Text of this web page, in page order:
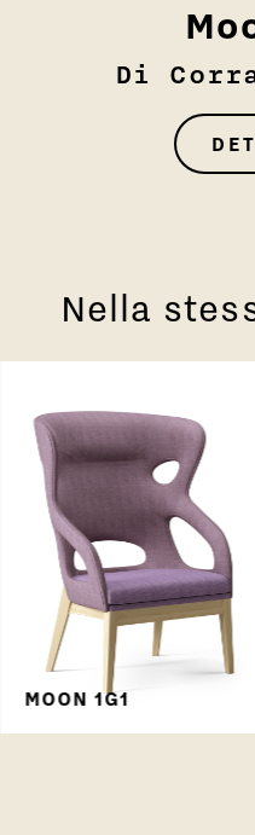
Di
Nella
MOON 1G1